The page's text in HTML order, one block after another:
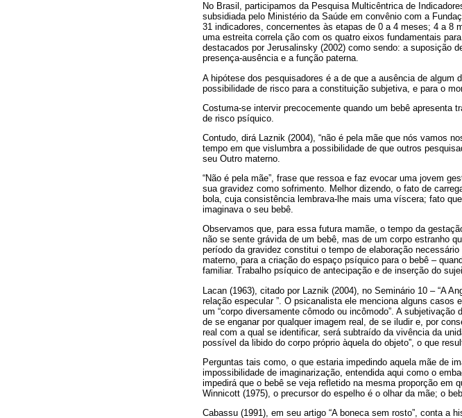
No Brasil, participamos da Pesquisa Multicêntrica de
subsidiada pelo Ministério da Saúde em convênio com a
31 indicadores, concernentes às etapas de 0 a 4 meses; 4 a
uma estreita correla ção com os quatro eixos fundamentais
destacados por Jerusalinsky (2002) como sendo: a suposição
presença-ausência e a função paterna.
A hipótese dos pesquisadores é a de que a ausência de algum
possibilidade de risco para a constituição subjetiva, e para o
Costuma-se intervir precocemente quando um bebê
de risco psíquico.
Contudo, dirá Laznik (2004), “não é pela mãe que nós vamos
tempo em que vislumbra a possibilidade de que outros
seu Outro materno.
“Não é pela mãe”, frase que ressoa e faz evocar uma jovem
sua gravidez como sofrimento. Melhor dizendo, o fato de
bola, cuja consistência lembrava-lhe mais uma víscera; fato
imaginava o seu bebê.
Observamos que, para essa futura mamãe, o tempo da
não se sente grávida de um bebê, mas de um corpo estranho
período da gravidez constitui o tempo de elaboração
materno, para a criação do espaço psíquico para o bebê –
familiar. Trabalho psíquico de antecipação e de inserção do
Lacan (1963), citado por Laznik (2004), no Seminário 10 – “A
relação especular ”. O psicanalista ele menciona alguns
um “corpo diversamente cômodo ou incômodo”. A
de se enganar por qualquer imagem real, de se iludir e, por
real com a qual se identificar, será subtraído da vivência da
possível da libido do corpo próprio àquela do objeto”, o que
Perguntas tais como, o que estaria impedindo aquela mãe de
impossibilidade de imaginarização, entendida aqui como o
impedirá que o bebê se veja refletido na mesma proporção em
Winnicott (1975), o precursor do espelho é o olhar da mãe; o
Cabassu (1991), em seu artigo “A boneca sem rosto”, conta a